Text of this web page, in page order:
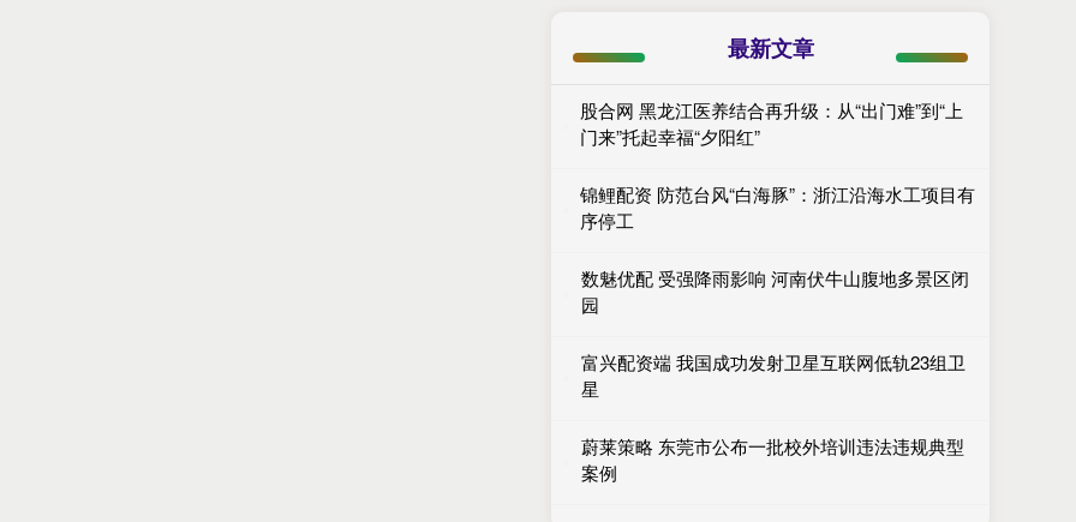
最新文章
股合网 黑龙江医养结合再升级：从“出门难”到“上
门来”托起幸福“夕阳红”
锦鲤配资 防范台风“白海豚”：浙江沿海水工项目有
序停工
数魅优配 受强降雨影响 河南伏牛山腹地多景区闭
园
富兴配资端 我国成功发射卫星互联网低轨23组卫
星
蔚莱策略 东莞市公布一批校外培训违法违规典型
案例